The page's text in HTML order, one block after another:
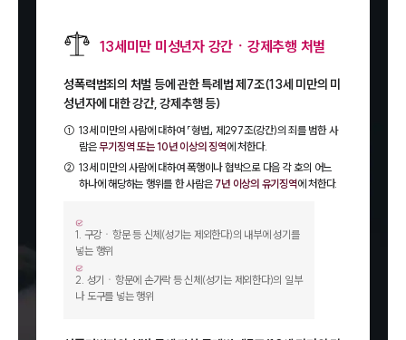
13세미만 미성년자 강간ㆍ강제추행 처벌
성폭력범죄의 처벌 등에 관한 특례법 제7조(13세 미만의 미
성년자에 대한 강간, 강제추행 등)
① 13세 미만의 사람에 대하여 「형법」 제297조(강간)의 죄를 범한 사
람은무기징역 또는 10년 이상의 징역에 처한다.
② 13세 미만의 사람에 대하여 폭행이나 협박으로 다음 각 호의 어느
하나에 해당하는 행위를 한 사람은 7년 이상의 유기징역에 처한다.
1. 구강ㆍ항문 등 신체(성기는 제외한다)의 내부에 성기를
넣는 행위
2. 성기ㆍ항문에 손가락 등 신체(성기는 제외한다)의 일부
나 도구를 넣는 행위